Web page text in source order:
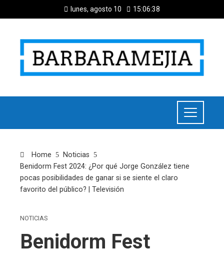
lunes, agosto 10 15:06:39
Home
Noticias
Benidorm Fest 2024: ¿Por qué Jorge González tiene
pocas posibilidades de ganar si se siente el claro
favorito del público? | Televisión
NOTICIAS
Benidorm Fest